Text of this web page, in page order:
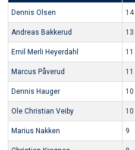
Dennis Olsen 14
Andreas Bakkerud 13
Emil Merli Heyerdahl 11
Marcus Påverud 11
Dennis Hauger 10
Ole Christian Veiby 10
Marius Nakken 9